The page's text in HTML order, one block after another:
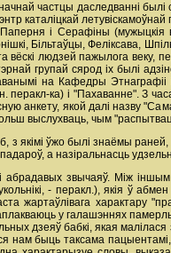
частцы даследванні
каталіцкай
і Серафіны
Більтаўцы, Феліксава,
вёскі людзей пажылога
групай сярод іх былі
на Кафедры
ка) і "Пахаванне". З
анкету, якой далі назву
выслухваць, чым
з якімі ўжо былі знаёмы
а назіральнасць
звычаяў. Між іншым
- перакл.), якія ў
жартаўлівага характару
у галашэннях
дзеяў бабкі, якая
быць таксама пацыентамі,